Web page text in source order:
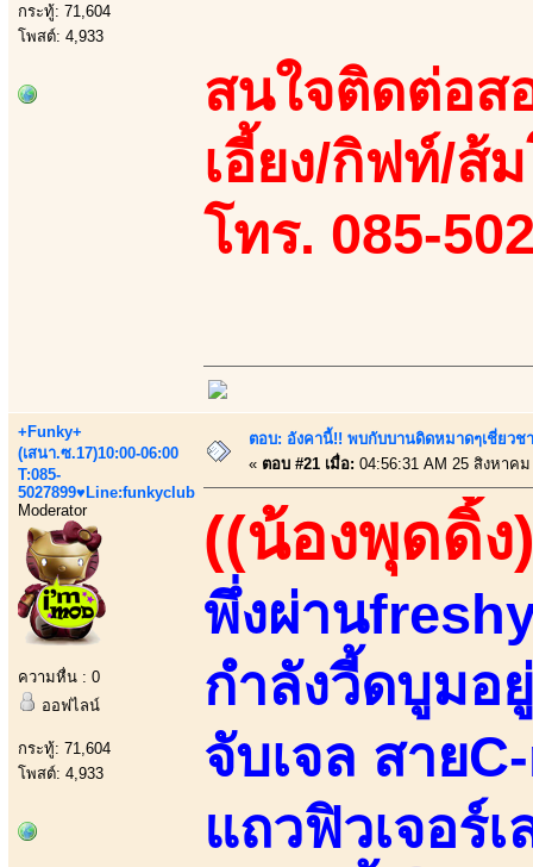
กระทู้: 71,604
โพสต์: 4,933
สนใจติดต่อส
เอี้ยง/กิฟท์/ส้
โทร. 085-
+Funky+
(เสนา.ซ.17)10:00-06:00
T:085-
5027899♥Line:funkyclub
Moderator
ความหื่น : 0
ออฟไลน์
กระทู้: 71,604
โพสต์: 4,933
ตอบ: อังคานี้!! พบกับบานดิดหมาดๆเชี่ยวช
« ตอบ #21 เมื่อ: 04:56:31 AM 25 สิงหาคม
((น้องพุดดิ้ง
พึ่งผ่าน
กำลังวี้ดบูมอ
จับเจล สาย
แถวฟิวเจอร์